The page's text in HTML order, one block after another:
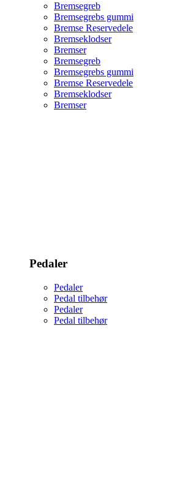
Bremsegreb
Bremsegrebs gummi
Bremse Reservedele
Bremseklodser
Bremser
Bremsegreb
Bremsegrebs gummi
Bremse Reservedele
Bremseklodser
Bremser
Pedaler
Pedaler
Pedal tilbehør
Pedaler
Pedal tilbehør